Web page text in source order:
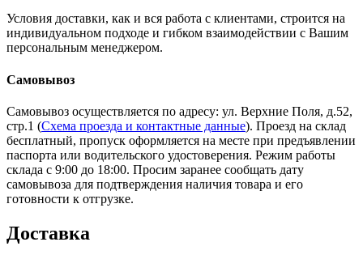
Условия доставки, как и вся работа с клиентами, строится на
индивидуальном подходе и гибком взаимодействии с Вашим
персональным менеджером.
Самовывоз
Самовывоз осуществляется по адресу: ул. Верхние Поля, д.52,
стр.1 (Схема проезда и контактные данные). Проезд на склад
бесплатный, пропуск оформляется на месте при предъявлении
паспорта или водительского удостоверения. Режим работы
склада с 9:00 до 18:00. Просим заранее сообщать дату
самовывоза для подтверждения наличия товара и его
готовности к отгрузке.
Доставка